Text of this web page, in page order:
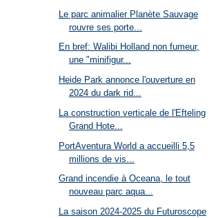
Le parc animalier Planète Sauvage
rouvre ses porte...
En bref: Walibi Holland non fumeur,
une "minifigur...
Heide Park annonce l'ouverture en
2024 du dark rid...
La construction verticale de l'Efteling
Grand Hote...
PortAventura World a accueilli 5,5
millions de vis...
Grand incendie à Oceana, le tout
nouveau parc aqua...
La saison 2024-2025 du Futuroscope